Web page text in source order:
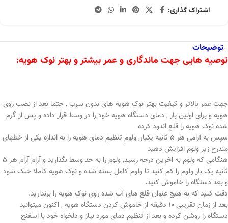
اشتراک گذاری:
توضیحات
توصیه هایی جهت ماندگاری و عمر بیشتر و بهتر نوک هویه:
جهت عمر بالاتر و کیفیت بهتر نوک هویه های بدون سرب , حتما بعد از نصب روی
هویه و برای اولین بار , دمای دستگاه هویه خود را در وسط قرار داده و پس از گرم
شده نوک هویه را قلع اندود کرده
سپس به آرامی هر ۵ ثانیه یکبار, ولوم تنظیم دمای هویه را به اندازه یکی از خطهای
مندرج زیر ولوم افزایش دهید
هنگامی که ولوم به اخرین درجه رسید, ولوم را به حد وسط بگذارید و آرام آرام هر ۵
ثانیه یک بار ولوم را کم کنید تا ولوم کامل بسته شده و نوک هویه کاملا خنک شود
و بعد دستگاه را خاموش کنید.
دقت کنید که به هیچ عنوان قلع های آب شده روی نوک هویه را برندارید.
بعد از زمان تقریبی ۱۰ دقیقه از خاموش کردن دستگاه هویه , اکنون میتوانید
دستگاه را روشن کرده و بعد از تنظیم دمای مورد نیاز و دلخواه خود با اسفنج